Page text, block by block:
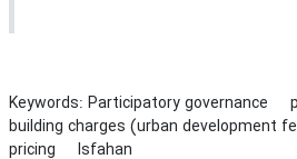
Keywords: Participatory governance
building charges (urban development
pricing
Isfahan